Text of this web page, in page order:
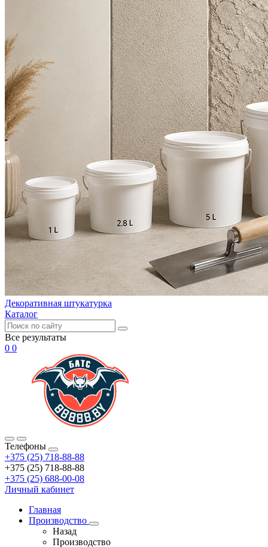
Декоративная штукатурка
Каталог
Все результаты
0 0
Телефоны
+375 (25) 718-88-88
+375 (25) 718-88-88
+375 (25) 688-00-08
Личный кабинет
Главная
Производство
Назад
Производство